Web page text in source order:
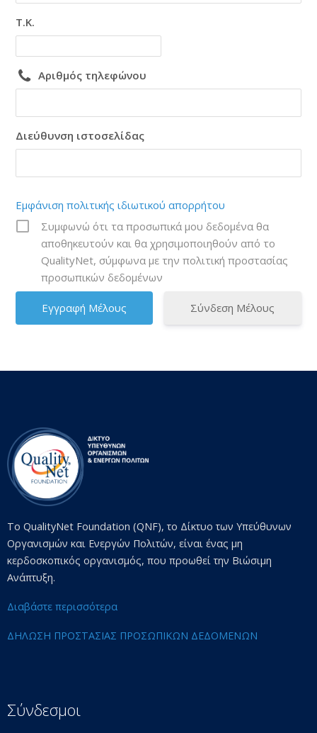
Τ.Κ.
Αριθμός τηλεφώνου
Διεύθυνση ιστοσελίδας
Εμφάνιση πολιτικής ιδιωτικού απορρήτου
Συμφωνώ ότι τα προσωπικά μου δεδομένα θα
αποθηκευτούν και θα χρησιμοποιηθούν από το
QualityNet, σύμφωνα με την πολιτική προστασίας
προσωπικών δεδομένων
Σύνδεση Μέλους
Το QualityNet Foundation (QNF), το Δίκτυο των Υπεύθυνων
Οργανισμών και Ενεργών Πολιτών, είναι ένας μη
κερδοσκοπικός οργανισμός, που προωθεί την Βιώσιμη
Ανάπτυξη.
Διαβάστε περισσότερα
ΔΗΛΩΣΗ ΠΡΟΣΤΑΣΙΑΣ ΠΡΟΣΩΠΙΚΩΝ ΔΕΔΟΜΕΝΩΝ
Σύνδεσμοι